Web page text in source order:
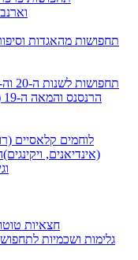
תחפושות מהאגדות
תחפושות לשנות ה-20 וה-30 (גטסבי)
הרנסנס והמאה ה-19 (ויקטוריאני)
לוחמים קלאסיים
(אינדיאנים, ויקינגים)
חצאיות טוטו
גלימות ושכמיות